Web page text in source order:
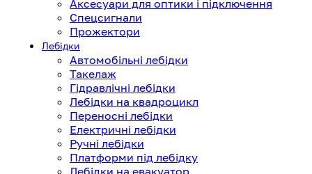
Аксесуари для оптики і підключення
Спецсигнали
Прожектори
Лебідки
Автомобільні лебідки
Такелаж
Гідравлічні лебідки
Лебідки на квадроцикл
Переносні лебідки
Електричні лебідки
Ручні лебідки
Платформи під лебідку
Лебідки на евакуатор